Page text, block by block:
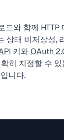
드와 함께 HTTP
상태 비저장성,
키와OAuth
히 지정할 수
니다.